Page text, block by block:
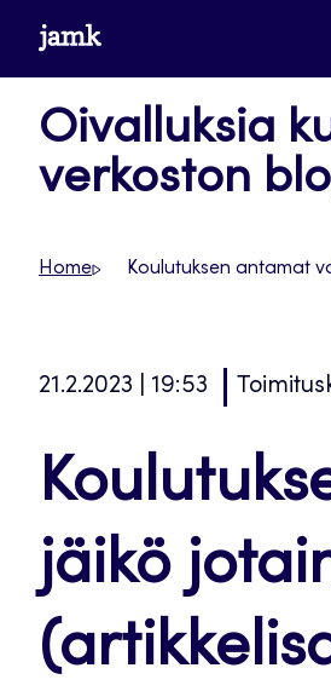
Siirry
sisältöön
www.jamk.fi
Oivalluksia
verkoston
Home Koulutuksen antamat
21.2.2023 | 19:53
jäikö